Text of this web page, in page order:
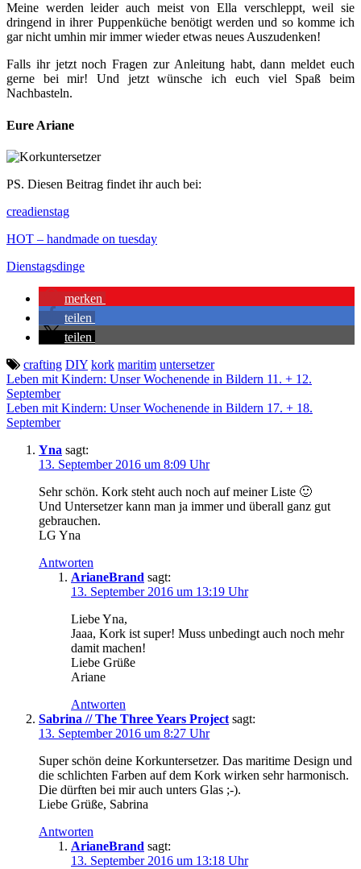
Meine werden leider auch meist von Ella verschleppt, weil sie
dringend in ihrer Puppenküche benötigt werden und so komme ich
gar nicht umhin mir immer wieder etwas neues Auszudenken!
Falls ihr jetzt noch Fragen zur Anleitung habt, dann meldet euch
gerne bei mir! Und jetzt wünsche ich euch viel Spaß beim
Nachbasteln.
Eure Ariane
PS. Diesen Beitrag findet ihr auch bei:
creadienstag
HOT – handmade on tuesday
Dienstagsdinge
merken
teilen
teilen
crafting DIY kork maritim untersetzer
Beitragsnavigation
Leben mit Kindern: Unser Wochenende in Bildern 11. + 12.
September
Leben mit Kindern: Unser Wochenende in Bildern 17. + 18.
September
Yna sagt:
13. September 2016 um 8:09 Uhr
Sehr schön. Kork steht auch noch auf meiner Liste 🙂
Und Untersetzer kann man ja immer und überall ganz gut
gebrauchen.
LG Yna
Antworten
ArianeBrand sagt:
13. September 2016 um 13:19 Uhr
Liebe Yna,
Jaaa, Kork ist super! Muss unbedingt auch noch mehr
damit machen!
Liebe Grüße
Ariane
Antworten
Sabrina // The Three Years Project sagt:
13. September 2016 um 8:27 Uhr
Super schön deine Korkuntersetzer. Das maritime Design und
die schlichten Farben auf dem Kork wirken sehr harmonisch.
Die dürften bei mir auch unters Glas ;-).
Liebe Grüße, Sabrina
Antworten
ArianeBrand sagt:
13. September 2016 um 13:18 Uhr